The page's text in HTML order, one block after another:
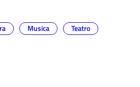
Musica Teatro